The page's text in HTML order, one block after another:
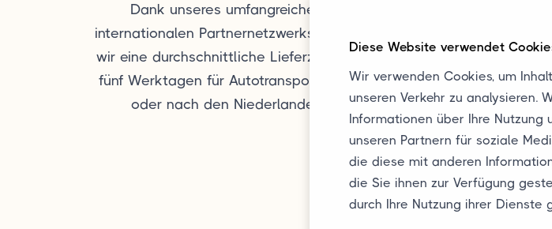
Dank unseres umfangreichen,
internationalen Partnernetzwerks haben
wir eine durchschnittliche Lieferzeit von
fünf Werktagen für Autotransporte von
oder nach den Niederlanden.
anderem von der
Lieferadresse, der
Gewicht des Autos
liegen die Preise
500 € exkl.
Diese Website verwendet
Wir verwenden Cookies, um
unseren Verkehr zu analysieren.
Informationen über Ihre Nutzung
unseren Partnern für soziale
die diese mit anderen
die Sie ihnen zur Verfügung
durch Ihre Nutzung ihrer Dienste